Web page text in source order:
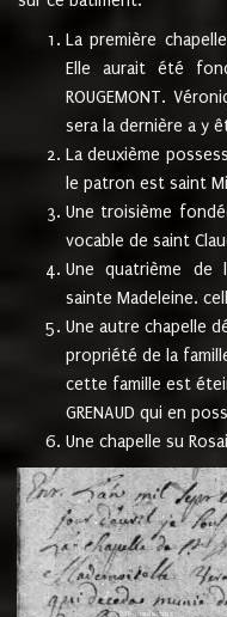
La première
Elle aurait été
ROUGEMONT.
sera la dernière a y
La deuxième
le patron est saint
Une troisième
vocable de saint
Une quatrième de
sainte Madeleine.
Une autre chapelle
propriété de la
cette famille est
GRENAUD qui en
Une chapelle su